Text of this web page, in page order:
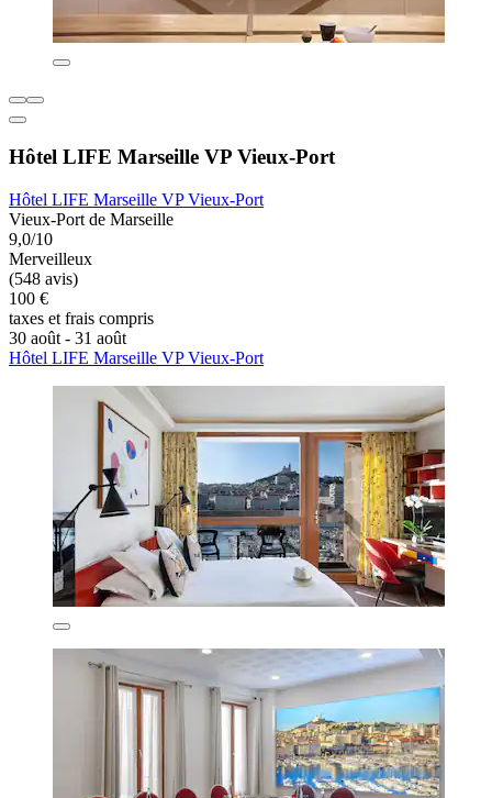
Hôtel LIFE Marseille VP Vieux-Port
Hôtel LIFE Marseille VP Vieux-Port
Vieux-Port de Marseille
9,0/10
Merveilleux
(548 avis)
100 €
taxes et frais compris
30 août - 31 août
Hôtel LIFE Marseille VP Vieux-Port